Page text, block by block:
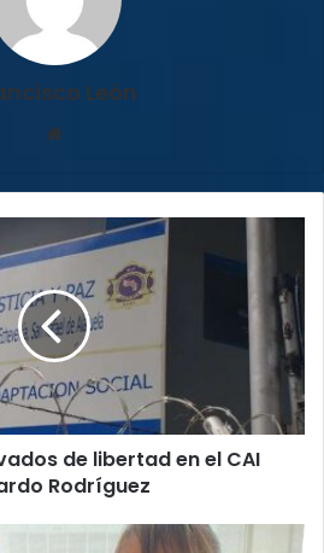
León
de libertad en el CAI
Rodríguez